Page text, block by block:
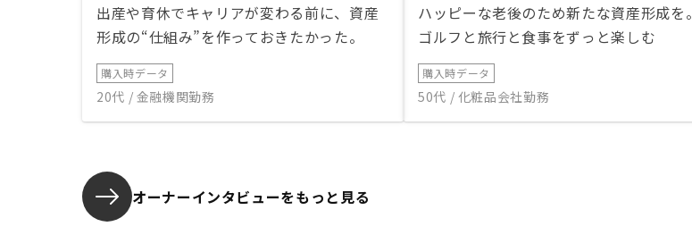
出産や育休でキャリアが変わる前に、資産
形成の“仕組み”を作っておきたかった。
購入時データ
20代 / 金融機関勤務
ハッピーな老後のため新たな資産形成を。
ゴルフと旅行と食事をずっと楽しむ
購入時データ
50代 / 化粧品会社勤務
オーナーインタビューをもっと見る